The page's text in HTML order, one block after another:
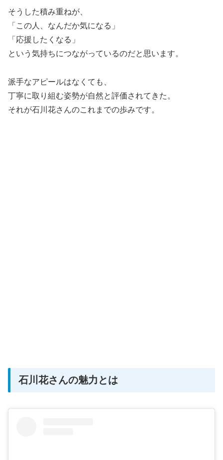
そうした積み重ねが、
「この人、なんだか気になる」
「応援したくなる」
という気持ちにつながっているのだと思います。
派手なアピールはなくても、
丁寧に取り組む姿勢が自然と評価されてきた。
それが石川花さんのこれまでの歩みです。
石川花さんの魅力とは